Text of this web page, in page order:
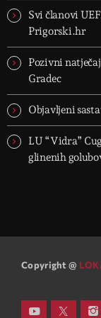
Svi članovi
Prigorski.hr
Pozivni
Gradec
Objavljeni
LU “Vidra”
glinenih
Copyright @